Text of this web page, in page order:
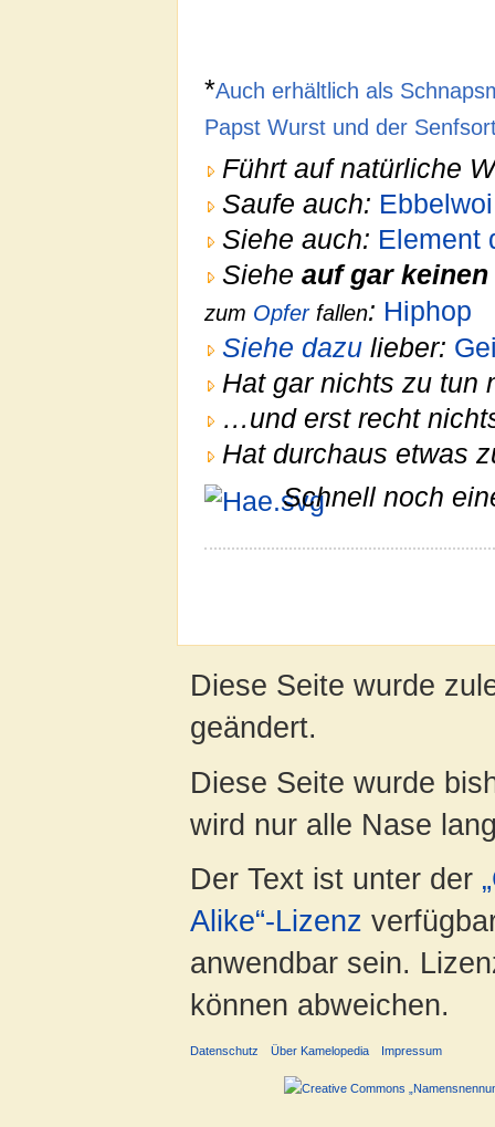
*Auch erhältlich als
Papst Wurst und der
Führt auf natürliche
Saufe auch: Ebbelwoi
Siehe auch: Element
Siehe auf gar keinen
zum Opferfallen: Hiphop
Siehe dazu lieber:
Hat gar nichts zu tun
…und erst recht
Hat durchaus etwas
Schnell noch
Diese Seite wurde
geändert.
Diese Seite wurde
wird nur alle Nase
Der Text ist unter der
Alike“-Lizenz
anwendbar sein.
können abweichen.
Datenschutz Über Kamelopedia Impressum